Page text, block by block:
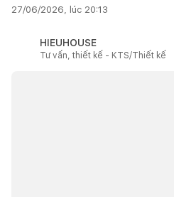
27/06/2026, lúc 20:13
HIEUHOUSE
Tư vấn, thiết kế - KTS/Thiết kế